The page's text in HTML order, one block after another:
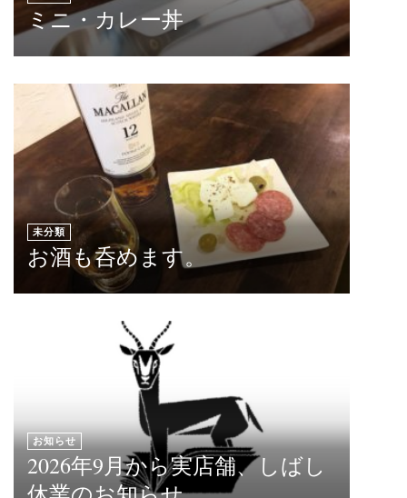
ミニ・カレー丼
未分類
お酒も呑めます。
お知らせ
2026年9月から実店舗、しばし